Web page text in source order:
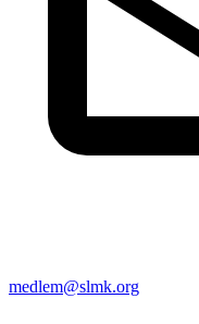
medlem@slmk.org